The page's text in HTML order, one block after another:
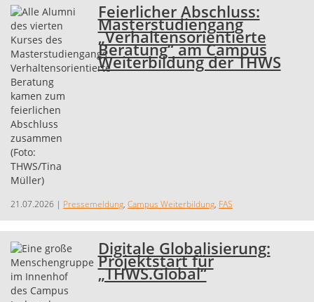
Feierlicher Abschluss:
Masterstudiengang
„Verhaltensorientierte
Beratung“ am Campus
Weiterbildung der THWS
21.07.2026 | Pressemeldung, Campus Weiterbildung, FAS
Digitale Globalisierung:
Projektstart für
„THWS.Global“